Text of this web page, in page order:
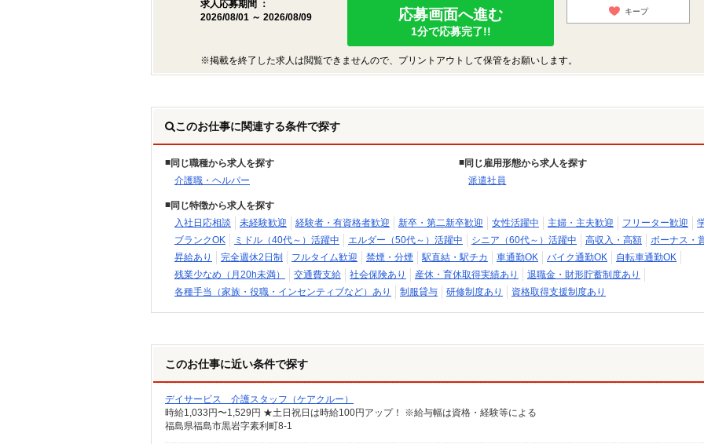
求人応募期間 ：
2026/08/01 ～ 2026/08/09
応募画面へ進む
1分で応募完了!!
キープ
※掲載を終了した求人は閲覧できませんので、プリントアウトして保管をお願いします。
このお仕事に関連する条件で探す
同じ職種から求人を探す
介護職・ヘルパー
同じ雇用形態から求人を探す
派遣社員
同じ特徴から求人を探す
入社日応相談
未経験歓迎 経験者・有資格者歓迎 新卒・第二新卒歓迎 女性活躍中 主婦・主夫歓迎 フリーター歓迎
ブランクOK
ミドル（40代～）活躍中 エルダー（50代～）活躍中 シニア（60代～）活躍中 高収入・高額
ボーナス・
昇給あり
完全週休2日制 フルタイム歓迎 禁煙・分煙 駅直結・駅チカ 車通勤OK バイク通勤OK
自転車通勤OK
残業少なめ（月20h未満）
交通費支給 社会保険あり 産休・育休取得実績あり
退職金・財形貯蓄制度あり
各種手当（家族・役職・インセンティブなど）あり
制服貸与 研修制度あり 資格取得支援制度あり
このお仕事に近い条件で探す
デイサービス 介護スタッフ（ケアクルー）
時給1,033円〜1,529円 ★土日祝日は時給100円アップ！ ※給与幅は資格・経験等による
福島県福島市黒岩字素利町8-1